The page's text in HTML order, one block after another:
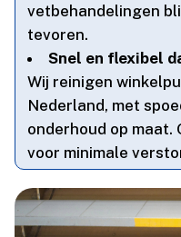
vetbehandelingen
tevoren.​
Snel en flexibel
Wij reinigen
Nederland, met
onderhoud op maat.​
voor minimale